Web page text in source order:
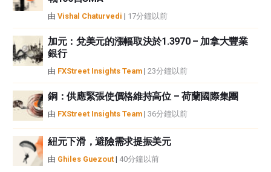
由 Vishal Chaturvedi | 17分鐘以前
加元：兌美元的漲幅取決於1.3970 – 加拿大豐業
銀行
由 FXStreet Insights Team | 23分鐘以前
銅：供應緊張使價格維持高位 – 荷蘭國際集團
由 FXStreet Insights Team | 36分鐘以前
紐元下滑，避險需求提振美元
由 Ghiles Guezout | 40分鐘以前